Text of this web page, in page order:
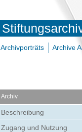
Archivporträts Archive
Archiv
Beschreibung
Zugang und Nutzung